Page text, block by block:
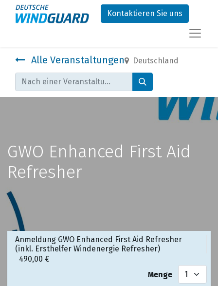
Kontaktieren Sie uns
Alle Veranstaltungen Deutschland
GWO Enhanced First Aid
Refresher
Anmeldung GWO Enhanced First Aid Refresher
(inkl. Ersthelfer Windenergie Refresher)
490,00 €
Menge